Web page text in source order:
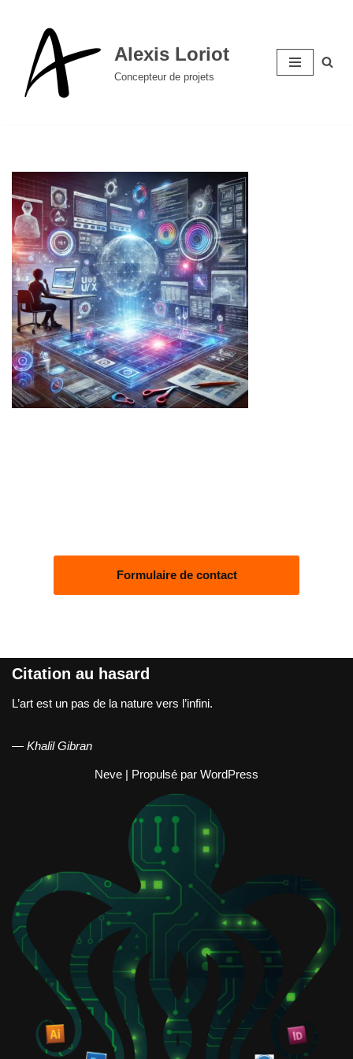
contenu
Alexis Loriot
Concepteur de projets
Formulaire de contact
Citation au hasard
L’art est un pas de la nature vers l’infini.
— Khalil Gibran
Neve | Propulsé par WordPress